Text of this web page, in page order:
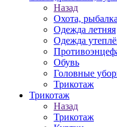
Назад
Охота,
Одежда летняя
Одежда
Обувь
Головные
Трикотаж
Трикотаж
Назад
Трикотаж